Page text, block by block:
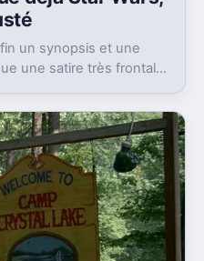
un synopsis et une
une satire très frontale